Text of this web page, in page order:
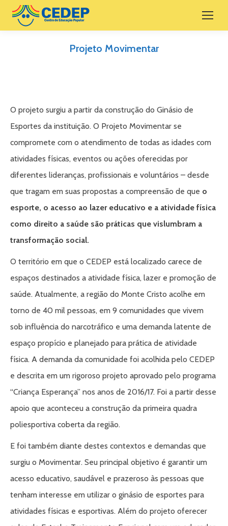
Projeto Movimentar
O projeto surgiu a partir da construção do Ginásio de
Esportes da instituição. O Projeto Movimentar se
compromete com o atendimento de todas as idades com
atividades físicas, eventos ou ações oferecidas por
diferentes lideranças, profissionais e voluntários – desde
que tragam em suas propostas a compreensão de que o
esporte, o acesso ao lazer educativo e a atividade física
como direito a saúde são práticas que vislumbram a
transformação social.
O território em que o CEDEP está localizado carece de
espaços destinados a atividade física, lazer e promoção de
saúde. Atualmente, a região do Monte Cristo acolhe em
torno de 40 mil pessoas, em 9 comunidades que vivem
sob influência do narcotráfico e uma demanda latente de
espaço propício e planejado para prática de atividade
física. A demanda da comunidade foi acolhida pelo CEDEP
e descrita em um rigoroso projeto aprovado pelo programa
“Criança Esperança” nos anos de 2016/17. Foi a partir desse
apoio que aconteceu a construção da primeira quadra
poliesportiva coberta da região.
E foi também diante destes contextos e demandas que
surgiu o Movimentar. Seu principal objetivo é garantir um
acesso educativo, saudável e prazeroso às pessoas que
tenham interesse em utilizar o ginásio de esportes para
atividades físicas e esportivas. Além do projeto oferecer